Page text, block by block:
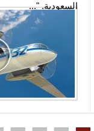
السعودية. "...